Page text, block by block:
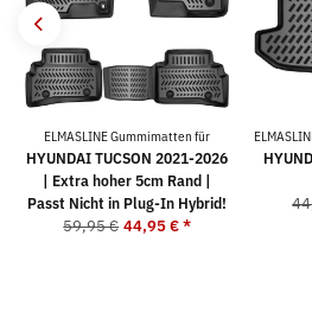
ELMASLINE Gummimatten für
HYUNDAI TUCSON 2021-2026
| Extra hoher 5cm Rand |
Passt Nicht in Plug-In Hybrid!
59,95 € 44,95 €*